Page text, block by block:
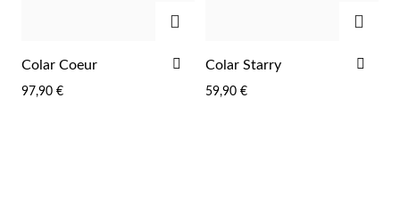
Colar Coeur
97,90 €
ADICIONAR
FAVORITOS
Colar Starry
59,90 €